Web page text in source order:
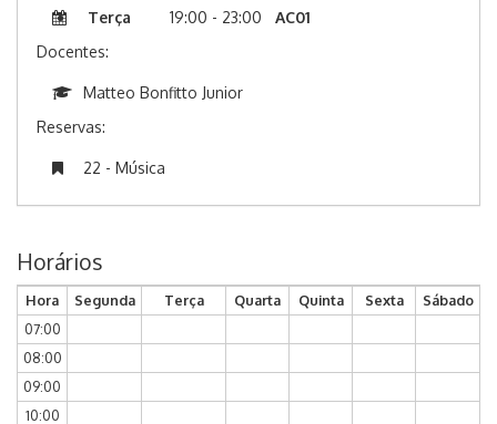
Terça 19:00 - 23:00
AC01
Docentes:
Matteo Bonfitto Junior
Reservas:
22 - Música
Horários
Hora Segunda Terça Quarta Quinta Sexta
Sábado
07:00
08:00
09:00
10:00